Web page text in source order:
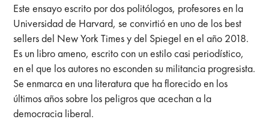
Este ensayo escrito por dos politólogos, profesores en la
Universidad de Harvard, se convirtió en uno de los best
sellers del New York Times y del Spiegel en el año 2018.
Es un libro ameno, escrito con un estilo casi periodístico,
en el que los autores no esconden su militancia progresista.
Se enmarca en una literatura que ha florecido en los
últimos años sobre los peligros que acechan a la
democracia liberal.